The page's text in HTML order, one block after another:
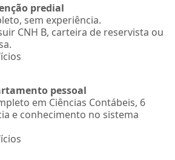
predial
sem experiência.
CNH B, carteira de reservista ou
pessoal
em Ciências Contábeis, 6
e conhecimento no sistema